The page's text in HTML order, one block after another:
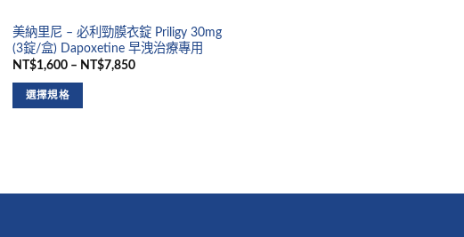
美納里尼 – 必利勁膜衣錠 Priligy 30mg
(3錠/盒) Dapoxetine 早洩治療專用
NT$1,600 – NT$7,850
選擇規格